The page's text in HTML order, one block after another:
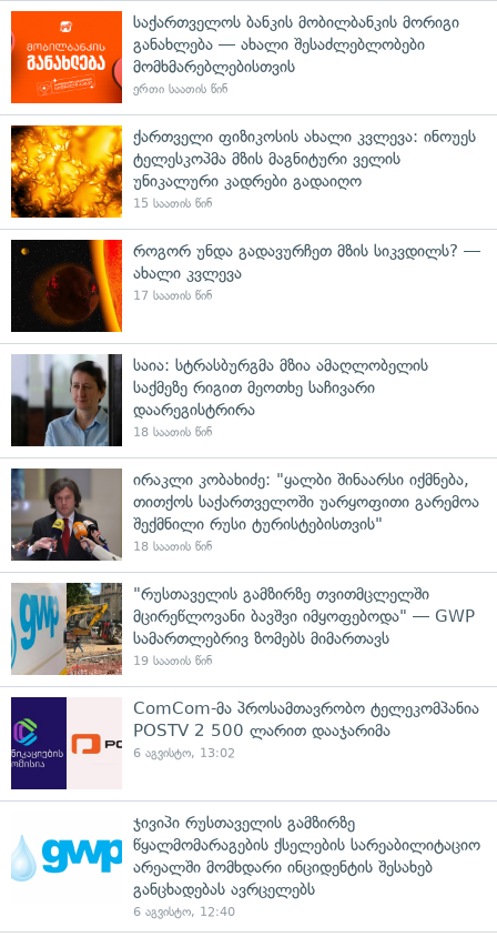
საქართველოს ბანკის მობილბანკის მორიგი
განახლება — ახალი შესაძლებლობები
მომხმარებლებისთვის
ერთი საათის წინ
ქართველი ფიზიკოსის ახალი კვლევა: ინოუეს
ტელესკოპმა მზის მაგნიტური ველის
უნიკალური კადრები გადაიღო
15 საათის წინ
როგორ უნდა გადავურჩეთ მზის სიკვდილს? —
ახალი კვლევა
17 საათის წინ
საია: სტრასბურგმა მზია ამაღლობელის
საქმეზე რიგით მეოთხე საჩივარი
დაარეგისტრირა
18 საათის წინ
ირაკლი კობახიძე: "ყალბი შინაარსი იქმნება,
თითქოს საქართველოში უარყოფითი გარემოა
შექმნილი რუსი ტურისტებისთვის"
18 საათის წინ
"რუსთაველის გამზირზე თვითმცლელში
მცირეწლოვანი ბავშვი იმყოფებოდა" — GWP
სამართლებრივ ზომებს მიმართავს
19 საათის წინ
ComCom-მა პროსამთავრობო ტელეკომპანია
POSTV 2 500 ლარით დააჯარიმა
6 აგვისტო, 13:02
ჯივიპი რუსთაველის გამზირზე
წყალმომარაგების ქსელების სარეაბილიტაციო
არეალში მომხდარი ინციდენტის შესახებ
განცხადებას ავრცელებს
6 აგვისტო, 12:40